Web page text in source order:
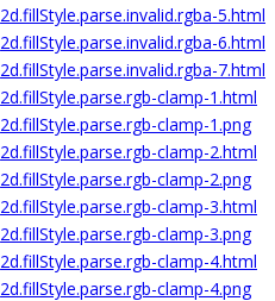
2d.fillStyle.parse.invalid.rgba-5.html
2d.fillStyle.parse.invalid.rgba-6.html
2d.fillStyle.parse.invalid.rgba-7.html
2d.fillStyle.parse.rgb-clamp-1.html
2d.fillStyle.parse.rgb-clamp-1.png
2d.fillStyle.parse.rgb-clamp-2.html
2d.fillStyle.parse.rgb-clamp-2.png
2d.fillStyle.parse.rgb-clamp-3.html
2d.fillStyle.parse.rgb-clamp-3.png
2d.fillStyle.parse.rgb-clamp-4.html
2d.fillStyle.parse.rgb-clamp-4.png